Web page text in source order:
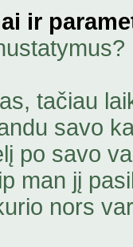
ir
tačiau
savo
po savo
man jį
nors